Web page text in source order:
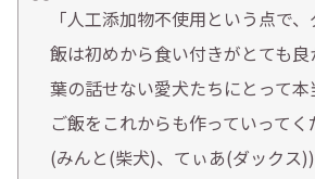
「人工添加物不使用という点で
飯は初めから食い付きがとても
葉の話せない愛犬たちにとって
ご飯をこれからも作っていってく
(みんと(柴犬)、てぃあ(ダックス))